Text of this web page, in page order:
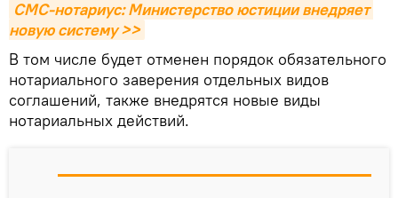
СМС-нотариус: Министерство юстиции внедряет
новую систему >>
В том числе будет отменен порядок обязательного
нотариального заверения отдельных видов
соглашений, также внедрятся новые виды
нотариальных действий.